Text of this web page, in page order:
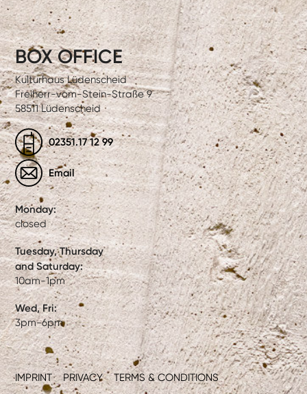
IMPRINT PRIVACY TERMS & CONDITIONS
BOX OFFICE
Kulturhaus Lüdenscheid
Freiherr-vom-Stein-Straße 9
58511 Lüdenscheid
02351.17 12 99
Email
Monday:
closed
Tuesday, Thursday
and Saturday:
10am-1pm
Wed, Fri:
3pm-6pm